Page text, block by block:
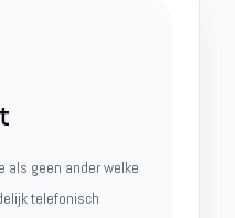
als geen ander welke
telefonisch